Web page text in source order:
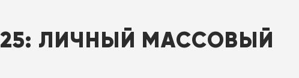
ЛИЧНЫЙ МАССОВЫЙ